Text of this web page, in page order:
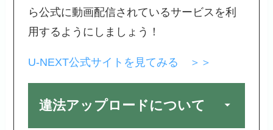
ら公式に動画配信されているサービスを利
用するようにしましょう！
U-NEXT公式サイトを見てみる ＞＞
違法アップロードについて